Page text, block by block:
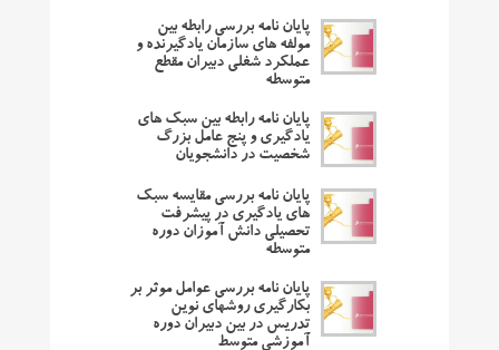
پایان نامه بررسی رابطه بین
مولفه های سازمان یادگیرنده و
عملکرد شغلی دبیران مقطع
متوسطه
پایان نامه رابطه بین سبک های
یادگیری و پنج عامل بزرگ
شخصیت در دانشجویان
پایان نامه بررسی مقایسه سبک
های یادگیری در پیشرفت
تحصیلی دانش آموزان دوره
متوسطه
پایان نامه بررسی عوامل موثر بر
بکارگیری روشهای نوین
تدریس در بین دبیران دوره
آموزشی متوسط